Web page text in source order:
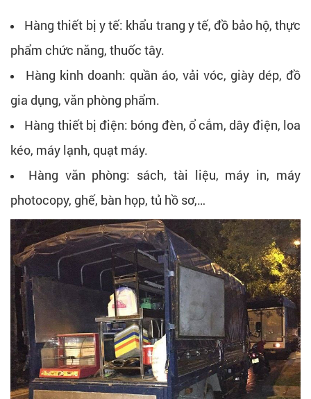
Hàng thiết bị y tế: khẩu trang y tế, đồ bảo hộ, thực
phẩm chức năng, thuốc tây.
Hàng kinh doanh: quần áo, vải vóc, giày dép, đồ
gia dụng, văn phòng phẩm.
Hàng thiết bị điện: bóng đèn, ổ cắm, dây điện, loa
kéo, máy lạnh, quạt máy.
Hàng văn phòng: sách, tài liệu, máy in, máy
photocopy, ghế, bàn họp, tủ hồ sơ,…